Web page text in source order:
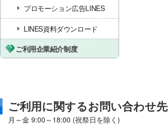
プロモーション広告LINES
LINES資料ダウンロード
ご利用企業紹介制度
ご利用に関するお問い合わせ先
月～金 9:00～18:00 (祝祭日を除く)